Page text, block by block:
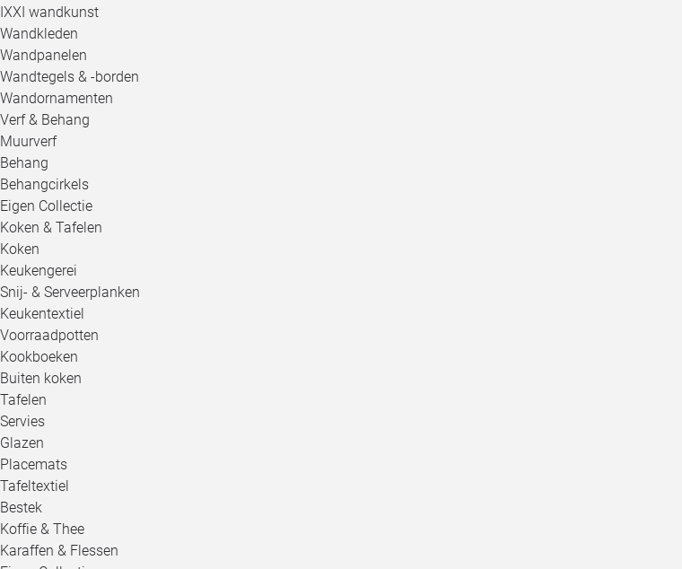
IXXI wandkunst
Wandkleden
Wandpanelen
Wandtegels & -borden
Wandornamenten
Verf & Behang
Muurverf
Behang
Behangcirkels
Eigen Collectie
Koken & Tafelen
Koken
Keukengerei
Snij- & Serveerplanken
Keukentextiel
Voorraadpotten
Kookboeken
Buiten koken
Tafelen
Servies
Glazen
Placemats
Tafeltextiel
Bestek
Koffie & Thee
Karaffen & Flessen